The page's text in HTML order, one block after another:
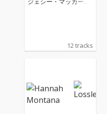
12 tracks